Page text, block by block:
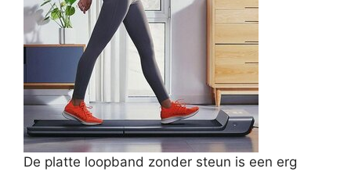
De platte loopband zonder steun is een erg